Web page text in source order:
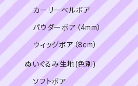
カーリーベルボア
パウダーボア（4mm）
ウィッグボア（8cm）
ぬいぐるみ生地(色別)
ソフトボア